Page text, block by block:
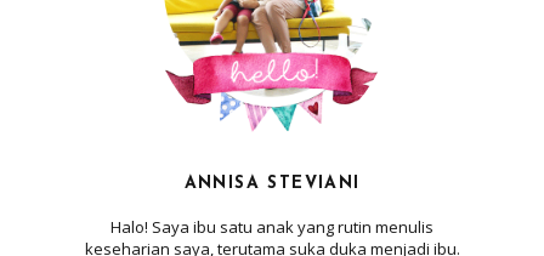
ANNISA STEVIANI
Halo! Saya ibu satu anak yang rutin menulis
keseharian saya, terutama suka duka menjadi ibu.